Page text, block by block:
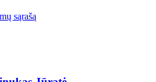
sąrašą